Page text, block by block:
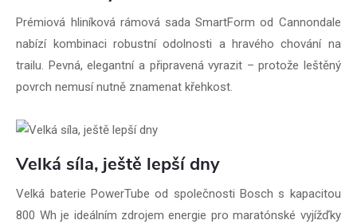
Prémiová hliníková rámová sada SmartForm od Cannondale
nabízí kombinaci robustní odolnosti a hravého chování na
trailu. Pevná, elegantní a připravená vyrazit – protože leštěný
povrch nemusí nutně znamenat křehkost.
Velká síla, ještě lepší dny
Velká baterie PowerTube od společnosti Bosch s kapacitou
800 Wh je ideálním zdrojem energie pro maratónské vyjížďky